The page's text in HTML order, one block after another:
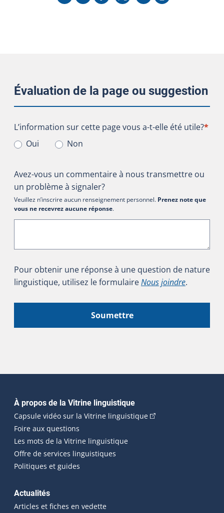
Évaluation de la page ou suggestion
L’information sur cette page vous a-t-elle été utile?
L’information sur cette page vous a-t-elle été utile?*
Oui
Non
Avez-vous un commentaire à nous transmettre ou
un problème à signaler?
Veuillez n’inscrire aucun renseignement personnel. Prenez note que
vous ne recevrez aucune réponse.
Pour obtenir une réponse à une question de nature
linguistique, utilisez le formulaireNous joindre.
Soumettre
Navigation principale
À propos de la Vitrine linguistique
Capsule vidéo sur la Vitrine linguistique(Cet hyperlien
Foire aux questions
Les mots de la Vitrine linguistique
Offre de services linguistiques
Politiques et guides
Actualités
Articles et fiches en vedette